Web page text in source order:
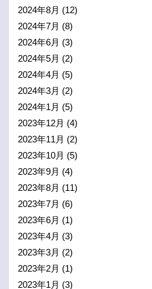
2024年8月 (12)
2024年7月 (8)
2024年6月 (3)
2024年5月 (2)
2024年4月 (5)
2024年3月 (2)
2024年1月 (5)
2023年12月 (4)
2023年11月 (2)
2023年10月 (5)
2023年9月 (4)
2023年8月 (11)
2023年7月 (6)
2023年6月 (1)
2023年4月 (3)
2023年3月 (2)
2023年2月 (1)
2023年1月 (3)